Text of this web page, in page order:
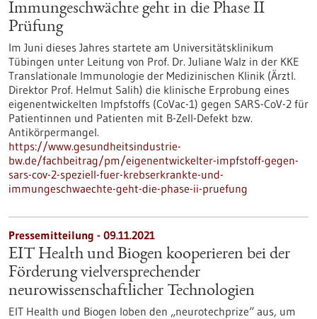
Immungeschwächte geht in die Phase II
Prüfung
Im Juni dieses Jahres startete am Universitätsklinikum
Tübingen unter Leitung von Prof. Dr. Juliane Walz in der KKE
Translationale Immunologie der Medizinischen Klinik (Ärztl.
Direktor Prof. Helmut Salih) die klinische Erprobung eines
eigenentwickelten Impfstoffs (CoVac-1) gegen SARS-CoV-2 für
Patientinnen und Patienten mit B-Zell-Defekt bzw.
Antikörpermangel.
https://www.gesundheitsindustrie-
bw.de/fachbeitrag/pm/eigenentwickelter-impfstoff-gegen-
sars-cov-2-speziell-fuer-krebserkrankte-und-
immungeschwaechte-geht-die-phase-ii-pruefung
Pressemitteilung - 09.11.2021
EIT Health und Biogen kooperieren bei der
Förderung vielversprechender
neurowissenschaftlicher Technologien
EIT Health und Biogen loben den „neurotechprize“ aus, um